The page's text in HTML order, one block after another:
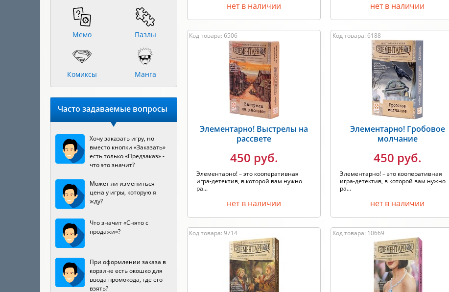
нет в наличии нет в наличии
Код товара: 6506
Элементарно! Выстрелы на
рассвете
450 руб.
Элементарно! – это кооперативная
игра-детектив, в которой вам нужно
ра...
нет в наличии
Код товара: 6188
Элементарно! Гробовое
молчание
450 руб.
Элементарно! – это кооперативная
игра-детектив, в которой вам нужно
ра...
нет в наличии
Код товара: 9714 Код товара: 10669
Мемо Пазлы
Комиксы Манга
Часто задаваемые вопросы
Хочу заказать игру, но
вместо кнопки «Заказать»
есть только «Предзаказ» -
что это значит?
Может ли измениться
цена у игры, которую я
жду?
Что значит «Снято с
продажи»?
При оформлении заказа в
корзине есть окошко для
ввода промокода, где его
взять?